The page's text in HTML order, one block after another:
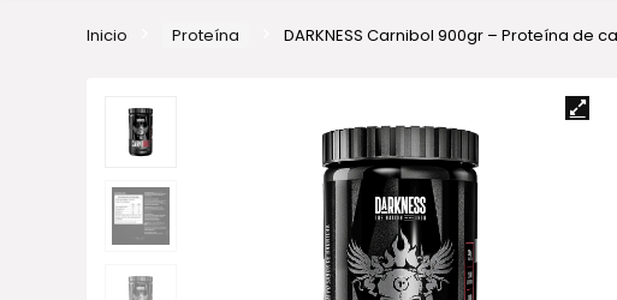
Inicio Proteína DARKNESS Carnibol 900gr – Proteína de